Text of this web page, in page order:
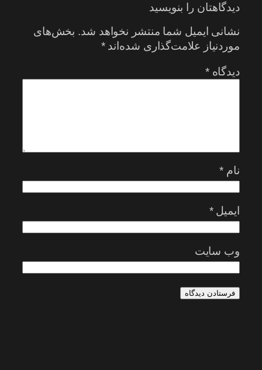
دیدگاهتان را بنویسید
نشانی ایمیل شما منتشر نخواهد شد. بخش‌های
موردنیاز علامت‌گذاری شده‌اند*
دیدگاه*
نام *
ایمیل*
وب‌ سایت